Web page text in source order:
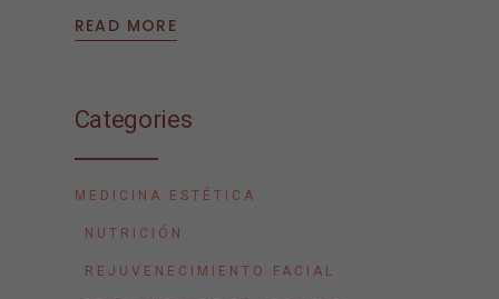
READ MORE
Categories
MEDICINA ESTÉTICA
NUTRICIÓN
REJUVENECIMIENTO FACIAL